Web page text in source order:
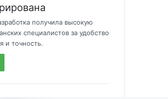
получила высокую
специалистов за удобство
и точность.